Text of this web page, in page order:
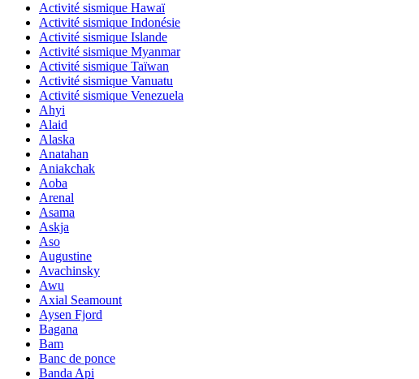
Activité sismique Hawaï
Activité sismique Indonésie
Activité sismique Islande
Activité sismique Myanmar
Activité sismique Taïwan
Activité sismique Vanuatu
Activité sismique Venezuela
Ahyi
Alaid
Alaska
Anatahan
Aniakchak
Aoba
Arenal
Asama
Askja
Aso
Augustine
Avachinsky
Awu
Axial Seamount
Aysen Fjord
Bagana
Bam
Banc de ponce
Banda Api